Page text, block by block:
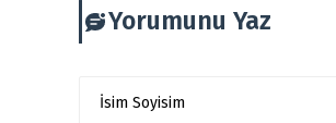
Yorumunu Yaz